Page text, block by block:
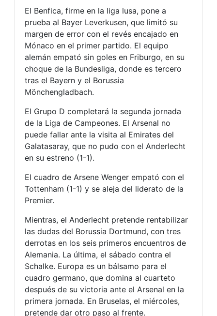
El Benfica, firme en la liga lusa, pone a
prueba al Bayer Leverkusen, que limitó su
margen de error con el revés encajado en
Mónaco en el primer partido. El equipo
alemán empató sin goles en Friburgo, en su
choque de la Bundesliga, donde es tercero
tras el Bayern y el Borussia
Mönchengladbach.
El Grupo D completará la segunda jornada
de la Liga de Campeones. El Arsenal no
puede fallar ante la visita al Emirates del
Galatasaray, que no pudo con el Anderlecht
en su estreno (1-1).
El cuadro de Arsene Wenger empató con el
Tottenham (1-1) y se aleja del liderato de la
Premier.
Mientras, el Anderlecht pretende rentabilizar
las dudas del Borussia Dortmund, con tres
derrotas en los seis primeros encuentros de
Alemania. La última, el sábado contra el
Schalke. Europa es un bálsamo para el
cuadro germano, que domina al cuarteto
después de su victoria ante el Arsenal en la
primera jornada. En Bruselas, el miércoles,
pretende dar otro paso al frente.